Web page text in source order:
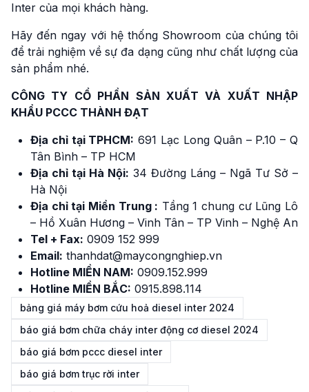
Inter của mọi khách hàng.
Hãy đến ngay với hệ thống Showroom của chúng tôi
để trải nghiệm về sự đa dạng cũng như chất lượng của
sản phẩm nhé.
CÔNG TY CỔ PHẦN SẢN XUẤT VÀ XUẤT NHẬP
KHẨU PCCC THÀNH ĐẠT
Địa chỉ tại TPHCM: 691 Lạc Long Quân – P.10 – Q
Tân Bình – TP HCM
Địa chỉ tại Hà Nội: 34 Đường Láng – Ngã Tư Sở –
Hà Nội
Địa chỉ tại Miền Trung : Tầng 1 chung cư Lũng Lô
– Hồ Xuân Hương – Vinh Tân – TP Vinh – Nghệ An
Tel + Fax: 0909 152 999
Email: thanhdat@maycongnghiep.vn
Hotline MIỀN NAM: 0909.152.999
Hotline MIỀN BẮC: 0915.898.114
bảng giá máy bơm cứu hoả diesel inter 2024
báo giá bơm chữa cháy inter động cơ diesel 2024
báo giá bơm pccc diesel inter
báo giá bơm trục rời inter